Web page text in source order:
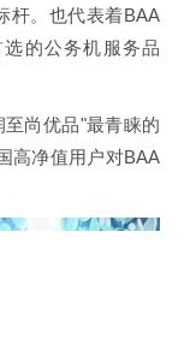
杆。也代表着BAA
的公务机服务品
尚优品"最青睐的
高净值用户对BAA